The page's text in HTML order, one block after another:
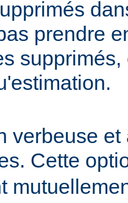
prendre
verbeuse et
Cette